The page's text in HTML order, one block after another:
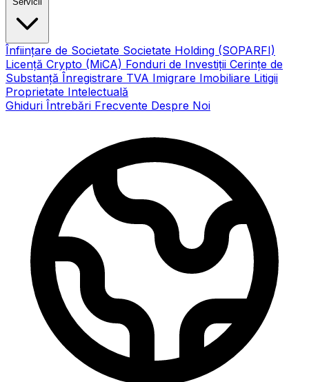
Înființare de Societate Societate Holding (SOPARFI)
Licență Crypto (MiCA) Fonduri de Investiții Cerințe de
Substanță Înregistrare TVA Imigrare Imobiliare Litigii
Proprietate Intelectuală
Ghiduri Întrebări Frecvente Despre Noi